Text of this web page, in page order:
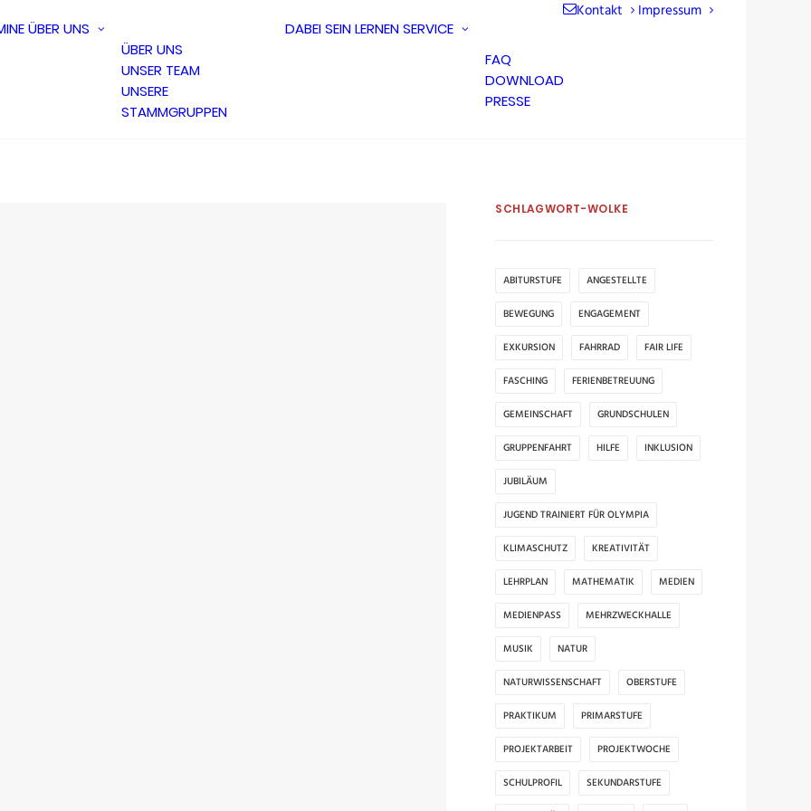
Kontakt Impressum
ÜBER UNS
ÜBER UNS
UNSER TEAM
UNSERE
STAMMGRUPPEN
DABEI SEINLERNENSERVICE
FAQ
DOWNLOAD
PRESSE
SCHLAGWORT-WOLKE
ABITURSTUFE ANGESTELLTE
BEWEGUNG ENGAGEMENT
EXKURSION FAHRRAD FAIR LIFE
FASCHING FERIENBETREUUNG
GEMEINSCHAFT GRUNDSCHULEN
GRUPPENFAHRT HILFE INKLUSION
JUBILÄUM
JUGEND TRAINIERT FÜR OLYMPIA
KLIMASCHUTZ KREATIVITÄT
LEHRPLAN MATHEMATIK MEDIEN
MEDIENPASS MEHRZWECKHALLE
MUSIK NATUR
NATURWISSENSCHAFT OBERSTUFE
PRAKTIKUM PRIMARSTUFE
PROJEKTARBEIT PROJEKTWOCHE
SCHULPROFIL SEKUNDARSTUFE